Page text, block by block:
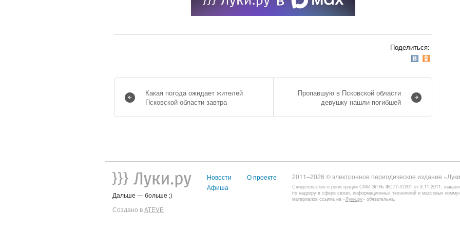
Поделиться:
Какая погода ожидает жителей
Псковской области завтра
Пропавшую в Псковской области
девушку нашли погибшей
Дальше — больше ;)
Создано вATEVE
Новости
Афиша
О проекте 2011–2026 © электронное периодическое издание
Свидетельство о регистрации СМИ ЭЛ № ФС77-47201 от 3.11.2011,
по надзору в сфере связи, информационных технологий и массовых
материалов ссылка на «Луки.ру» обязательна.